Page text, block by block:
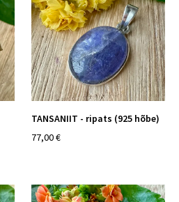
TANSANIIT - ripats (925 hõbe)
77,00 €